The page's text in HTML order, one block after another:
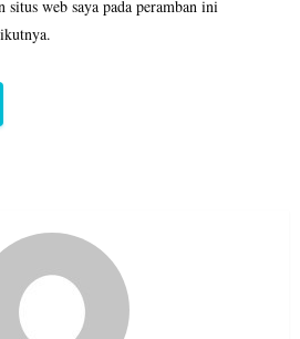
situs web saya pada peramban ini